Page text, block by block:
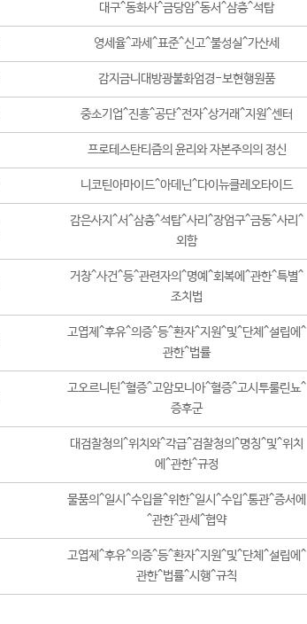
대구^동화사^금당암^동서^삼층^석탑
영세율^과세^표준^신고^불성실^가산세
감지금니대방광불화엄경-보현행원품
중소기업^진흥^공단^전자^상거래^지원^센터
프로테스탄티즘의 윤리와 자본주의의 정신
니코틴아마이드^아데닌^다이뉴클레오타이드
감은사지^서^삼층^석탑^사리^장엄구^금동^사리^
외함
거창^사건^등^관련자의^명예^회복에^관한^특별^
조치법
고엽제^후유^의증^등^환자^지원^및^단체^설립에^
관한^법률
고오르니틴^혈증^고암모니아^혈증^고시투룰린뇨^
증후군
대검찰청의^위치와^각급^검찰청의^명칭^및^위치
에^관한^규정
물품의^일시^수입을^위한^일시^수입^통관^증서에
^관한^관세^협약
고엽제^후유^의증^등^환자^지원^및^단체^설립에^
관한^법률^시행^규칙